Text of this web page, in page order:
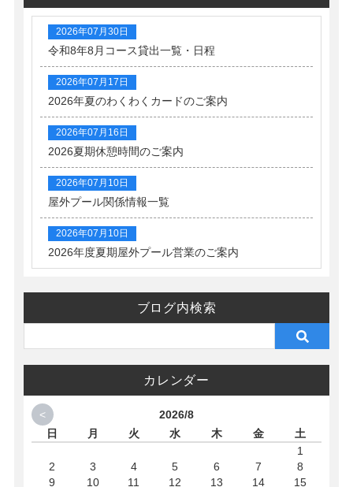
2026年07月30日
令和8年8月コース貸出一覧・日程
2026年07月17日
2026年夏のわくわくカードのご案内
2026年07月16日
2026夏期休憩時間のご案内
2026年07月10日
屋外プール関係情報一覧
2026年07月10日
2026年度夏期屋外プール営業のご案内
ブログ内検索
カレンダー
<
2026/8
日
月 火 水 木 金
土
1
2
3 4 5 6 7
8
9
10 11 12 13 14 15